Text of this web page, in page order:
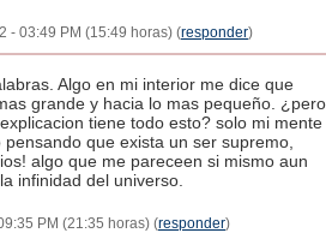
- 03:49 PM (15:49 horas) (responder)
Algo en mi interior me dice que
grande y hacia lo mas pequeño. ¿pero
tiene todo esto? solo mi mente
que exista un ser supremo,
algo que me pareceen si mismo aun
infinidad del universo.
PM (21:35 horas) (responder)